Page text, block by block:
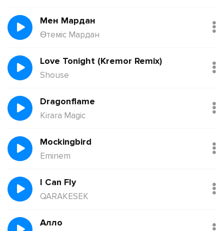
Мен Мардан
Өтеміс Мардан
Love Tonight (Kremor Remix)
Shouse
Dragonflame
Kirara Magic
Mockingbird
Eminem
I Can Fly
QARAKESEK
Алло